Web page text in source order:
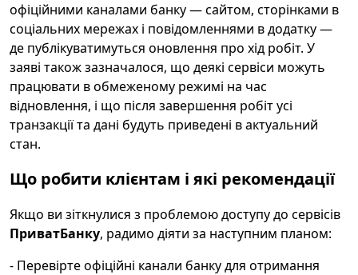
офіційними каналами банку — сайтом, сторінками в
соціальних мережах і повідомленнями в додатку —
де публікуватимуться оновлення про хід робіт. У
заяві також зазначалося, що деякі сервіси можуть
працювати в обмеженому режимі на час
відновлення, і що після завершення робіт усі
транзакції та дані будуть приведені в актуальний
стан.
Що робити клієнтам і які рекомендації
Якщо ви зіткнулися з проблемою доступу до сервісів
ПриватБанку, радимо діяти за наступним планом:
- Перевірте офіційні канали банку для отримання